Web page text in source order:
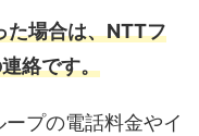
場合は、NTTフ
絡です。
プの電話料金やイ